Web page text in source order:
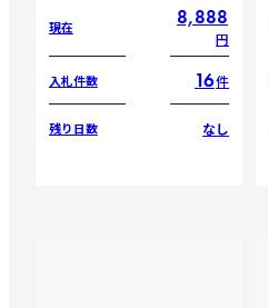
現在 8,888
円
入札件数 16件
残り日数 なし